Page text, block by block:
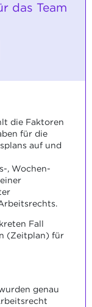
das Team
die Faktoren
für die
auf und
, Wochen-
Fall
(Zeitplan) für
genau